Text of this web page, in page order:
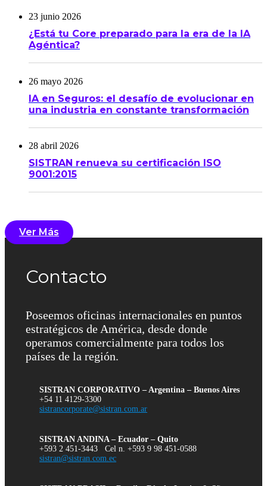
23 junio 2026
¿Está tu Core preparado para la era de la IA
Agéntica?
26 mayo 2026
IA en Seguros: el desafío de evolucionar en
una industria en constante transformación
28 abril 2026
SISTRAN renueva su certificación ISO
9001:2015
Ver Más
Contacto
Poseemos oficinas internacionales en puntos
estratégicos de América, desde donde
operamos comercialmente para todos los
países de la región.
SISTRAN CORPORATIVO – Argentina – Buenos Aires
+54 11 4129-3300
sistrancorporate@sistran.com.ar
SISTRAN ANDINA – Ecuador – Quito
+593 2 451-3443 Cel n. +593 9 98 451-0588
sistran@sistran.com.ec